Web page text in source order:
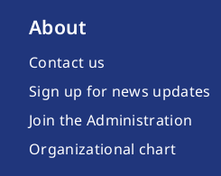
About
Contact us
Sign up for news updates
Join the Administration
Organizational chart